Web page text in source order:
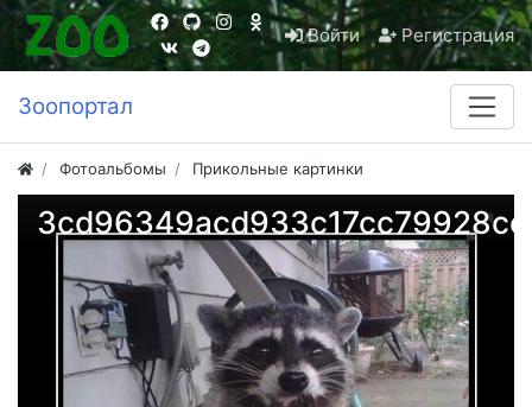
Войти Регистрация
Зоопортал
Фотоальбомы Прикольные картинки